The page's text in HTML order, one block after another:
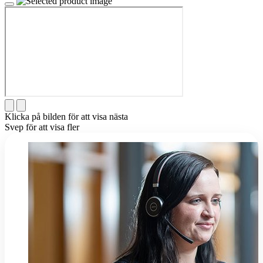
Klicka på bilden för att visa nästa
Svep för att visa fler